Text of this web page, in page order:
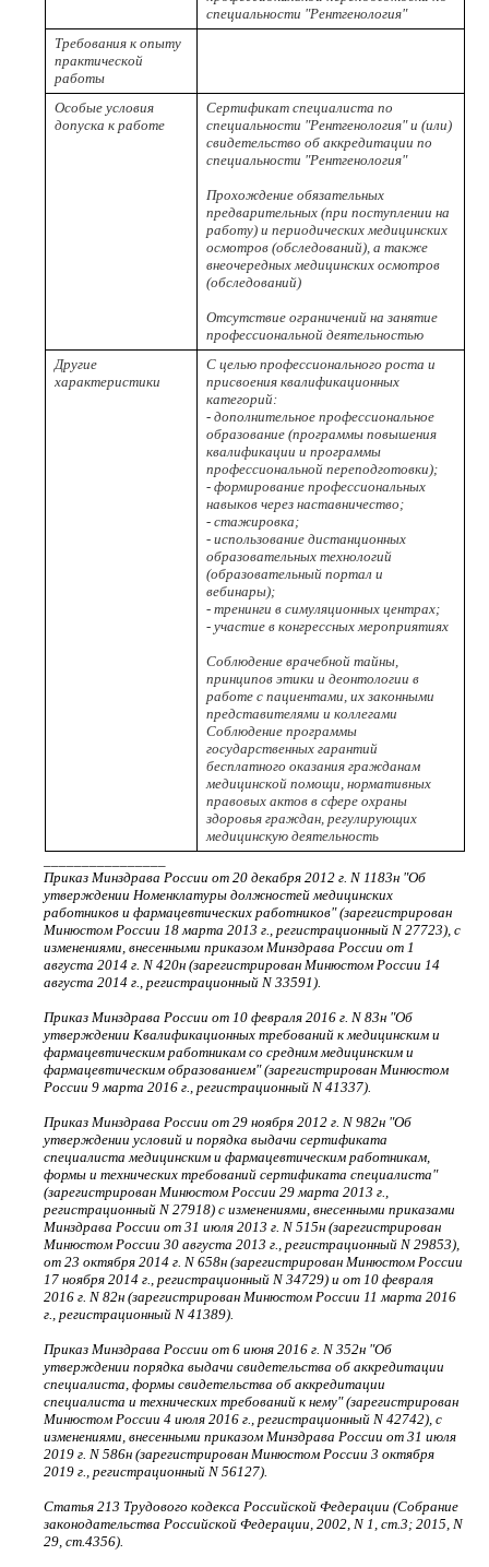
специальности "Рентгенология"
Требования к опыту
практической
работы
Особые условия
допуска к работе
Сертификат специалиста по
специальности "Рентгенология" и (или)
свидетельство об аккредитации по
специальности "Рентгенология"
Прохождение обязательных
предварительных (при поступлении на
работу) и периодических медицинских
осмотров (обследований), а также
внеочередных медицинских осмотров
(обследований)
Отсутствие ограничений на занятие
профессиональной деятельностью
Другие
характеристики
С целью профессионального роста и
присвоения квалификационных
категорий:
- дополнительное профессиональное
образование (программы повышения
квалификации и программы
профессиональной переподготовки);
- формирование профессиональных
навыков через наставничество;
- стажировка;
- использование дистанционных
образовательных технологий
(образовательный портал и
вебинары);
- тренинги в симуляционных центрах;
- участие в конгрессных мероприятиях
Соблюдение врачебной тайны,
принципов этики и деонтологии в
работе с пациентами, их законными
представителями и коллегами
Соблюдение программы
государственных гарантий
бесплатного оказания гражданам
медицинской помощи, нормативных
правовых актов в сфере охраны
здоровья граждан, регулирующих
медицинскую деятельность
Приказ Минздрава России от 20 декабря 2012 г. N 1183н "Об
утверждении Номенклатуры должностей медицинских
работников и фармацевтических работников" (зарегистрирован
Минюстом России 18 марта 2013 г., регистрационный N 27723), с
изменениями, внесенными приказом Минздрава России от 1
августа 2014 г. N 420н (зарегистрирован Минюстом России 14
августа 2014 г., регистрационный N 33591).
Приказ Минздрава России от 10 февраля 2016 г. N 83н "Об
утверждении Квалификационных требований к медицинским и
фармацевтическим работникам со средним медицинским и
фармацевтическим образованием" (зарегистрирован Минюстом
России 9 марта 2016 г., регистрационный N 41337).
Приказ Минздрава России от 29 ноября 2012 г. N 982н "Об
утверждении условий и порядка выдачи сертификата
специалиста медицинским и фармацевтическим работникам,
формы и технических требований сертификата специалиста"
(зарегистрирован Минюстом России 29 марта 2013 г.,
регистрационный N 27918) с изменениями, внесенными приказами
Минздрава России от 31 июля 2013 г. N 515н (зарегистрирован
Минюстом России 30 августа 2013 г., регистрационный N 29853),
от 23 октября 2014 г. N 658н (зарегистрирован Минюстом России
17 ноября 2014 г., регистрационный N 34729) и от 10 февраля
2016 г. N 82н (зарегистрирован Минюстом России 11 марта 2016
г., регистрационный N 41389).
Приказ Минздрава России от 6 июня 2016 г. N 352н "Об
утверждении порядка выдачи свидетельства об аккредитации
специалиста, формы свидетельства об аккредитации
специалиста и технических требований к нему" (зарегистрирован
Минюстом России 4 июля 2016 г., регистрационный N 42742), с
изменениями, внесенными приказом Минздрава России от 31 июля
2019 г. N 586н (зарегистрирован Минюстом России 3 октября
2019 г., регистрационный N 56127).
Статья 213 Трудового кодекса Российской Федерации (Собрание
законодательства Российской Федерации, 2002, N 1, ст.3; 2015, N
29, ст.4356).